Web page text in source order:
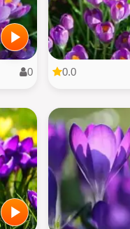
0 0.0